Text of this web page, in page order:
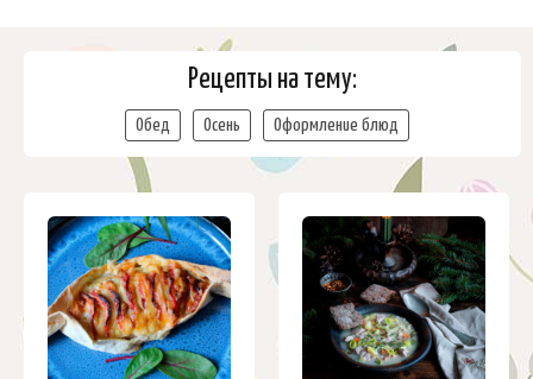
Рецепты на тему:
Обед Осень Оформление блюд